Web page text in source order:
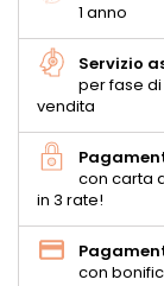
1 anno
Servizio
per fase
vendita
con carta
in 3 rate!
con